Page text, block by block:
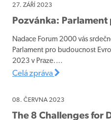
27. ZÁŘÍ 2023
Pozvánka:
Nadace Forum 2000 vás
Parlament pro budoucnost
2023 v Praze.…
Celá zpráva
08. ČERVNA 2023
The 8 Challenges for